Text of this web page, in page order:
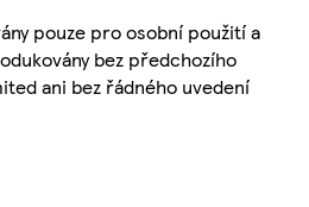
pouze pro osobní použití a
bez předchozího
ani bez řádného uvedení